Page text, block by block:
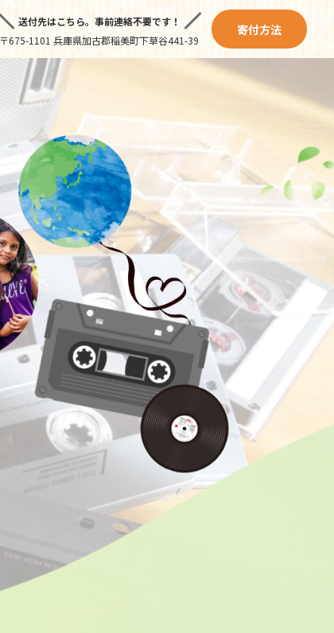
送付先はこちら。 事前連絡不要です！
〒675-1101 兵庫県加古郡稲美町下草谷441-39
寄付方法